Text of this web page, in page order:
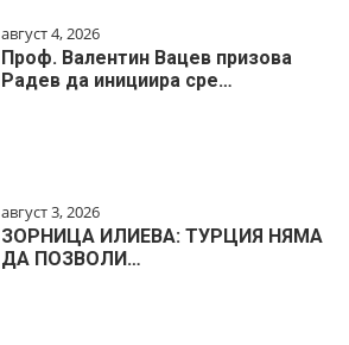
август 4, 2026
Проф. Валентин Вацев призова
Радев да инициира сре…
август 3, 2026
ЗОРНИЦА ИЛИЕВА: ТУРЦИЯ НЯМА
ДА ПОЗВОЛИ…